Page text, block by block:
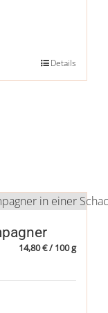
Details
14,80€/ 100g